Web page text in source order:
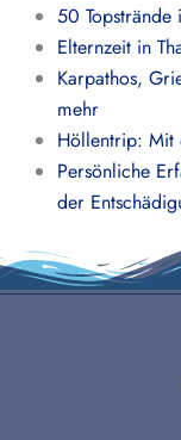
50
Elternzeit in
Karpathos,
mehr
Höllentrip: Mit
Persönliche
der